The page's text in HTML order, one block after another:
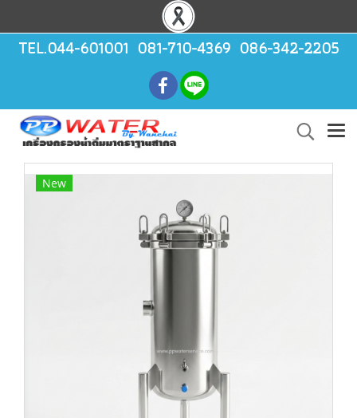
TEL.044-601001 081-710-4369 086-342-2205
New